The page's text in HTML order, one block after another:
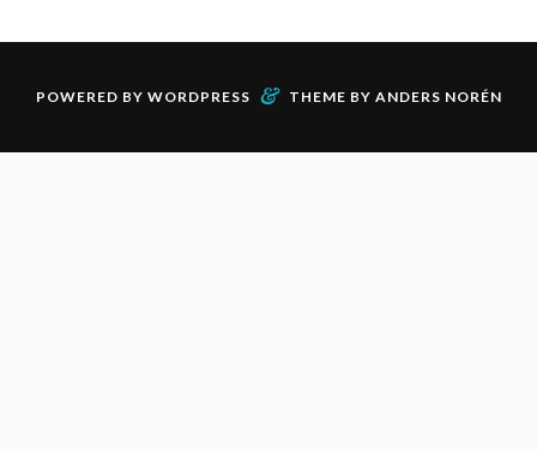
POWERED BY WORDPRESS & THEME BY ANDERS NORÉN